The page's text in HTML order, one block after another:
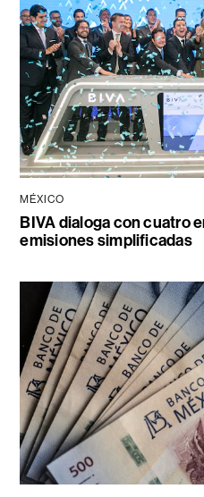
MÉXICO
BIVA dialoga con cuatro
emisiones simplificadas